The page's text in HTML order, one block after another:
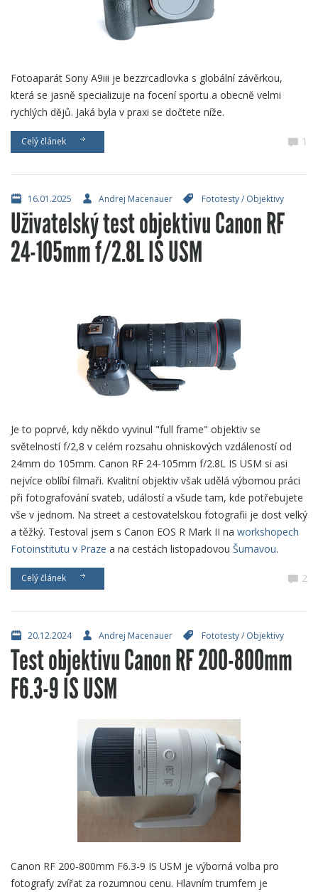
Fotoaparát Sony A9iii je bezzrcadlovka s globální závěrkou,
která se jasně specializuje na focení sportu a obecně velmi
rychlých dějů. Jaká byla v praxi se dočtete níže.
Celý článek 1
16.01.2025 Andrej Macenauer Fototesty/ Objektivy
Uživatelský test objektivu Canon RF
24-105mm f/2.8L IS USM
Je to poprvé, kdy někdo vyvinul "full frame" objektiv se
světelností f/2,8 v celém rozsahu ohniskových vzdáleností od
24mm do 105mm. Canon RF 24-105mm f/2.8L IS USM si asi
nejvíce oblíbí filmaři. Kvalitní objektiv však udělá výbornou práci
při fotografování svateb, událostí a všude tam, kde potřebujete
vše v jednom. Na street a cestovatelskou fotografii je dost velký
a těžký. Testoval jsem s Canon EOS R Mark II na workshopech
Fotoinstitutu v Praze a na cestách listopadovou Šumavou.
Celý článek 2
20.12.2024 Andrej Macenauer Fototesty/ Objektivy
Test objektivu Canon RF 200-800mm
F6.3-9 IS USM
Canon RF 200-800mm F6.3-9 IS USM je výborná volba pro
fotografy zvířat za rozumnou cenu. Hlavním trumfem je